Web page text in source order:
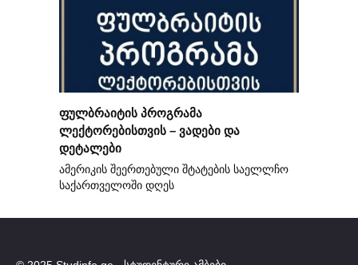
ფულბრაიტის პროგრამა
ლექტორებისთვის – ვადები და
დეტალები
ამერიკის შეერთებული შტატების საელლჩო
საქართველოში დღეს